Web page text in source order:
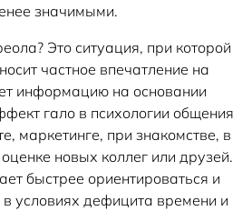
значимыми.
Это ситуация, при которой
частное впечатление на
информацию на основании
гало в психологии общения
маркетинге, при знакомстве, в
новых коллег или друзей.
быстрее ориентироваться и
условиях дефицита времени и